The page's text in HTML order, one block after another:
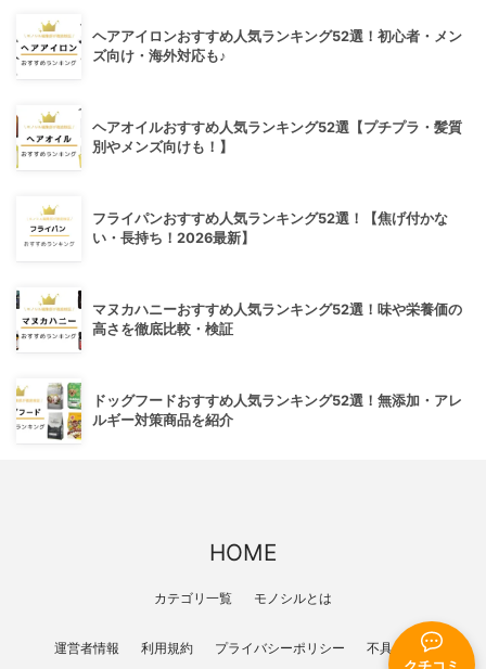
ヘアアイロンおすすめ人気ランキング52選！初心者・メン
ズ向け・海外対応も♪
ヘアオイルおすすめ人気ランキング52選【プチプラ・髪質
別やメンズ向けも！】
フライパンおすすめ人気ランキング52選！【焦げ付かな
い・長持ち！2026最新】
マヌカハニーおすすめ人気ランキング52選！味や栄養価の
高さを徹底比較・検証
ドッグフードおすすめ人気ランキング52選！無添加・アレ
ルギー対策商品を紹介
HOME
カテゴリ一覧 モノシルとは
運営者情報 利用規約 プライバシーポリシー 不具合報告